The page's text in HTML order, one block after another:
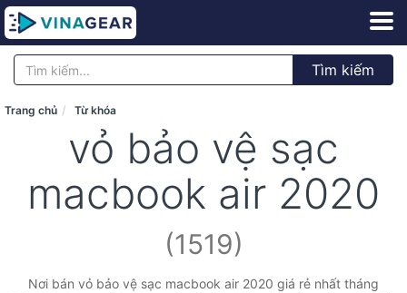
Tìm kiếm
Trang chủ Từ khóa
vỏ bảo vệ sạc
macbook air 2020
(1519)
Nơi bán vỏ bảo vệ sạc macbook air 2020 giá rẻ nhất tháng